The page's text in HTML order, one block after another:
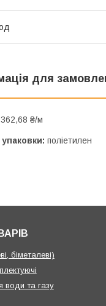
для
₴/м
поліетилен
біметалеві)
води та газу